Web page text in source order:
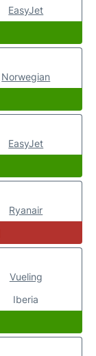
EasyJet
Norwegian
EasyJet
Ryanair
Vueling
Iberia